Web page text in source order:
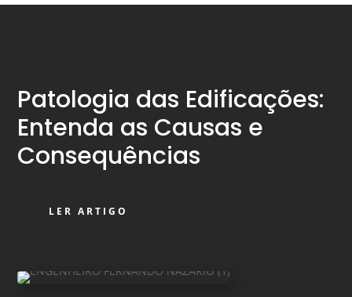
Patologia das Edificações:
Entenda as Causas e
Consequências
LER ARTIGO